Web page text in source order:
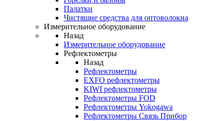
Палатки
Чистящие средства для оптоволокна
Измерительное оборудование
Назад
Измерительное оборудование
Рефлектометры
Назад
Рефлектометры
EXFO рефлектометры
KIWI рефлектометры
Рефлектометры FOD
Рефлектометры Yokogawa
Рефлектометры Связь Прибор